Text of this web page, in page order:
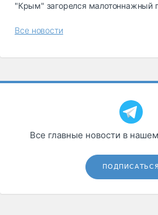
"Крым" загорелся малотоннажный
Все новости
Все главные новости в
ПОДПИСАТЬСЯ